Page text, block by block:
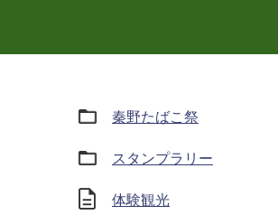
秦野たばこ祭
スタンプラリー
体験観光